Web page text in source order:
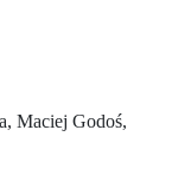
Maciej Godoś,